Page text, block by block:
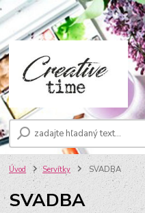
Úvod Servítky SVADBA
SVADBA